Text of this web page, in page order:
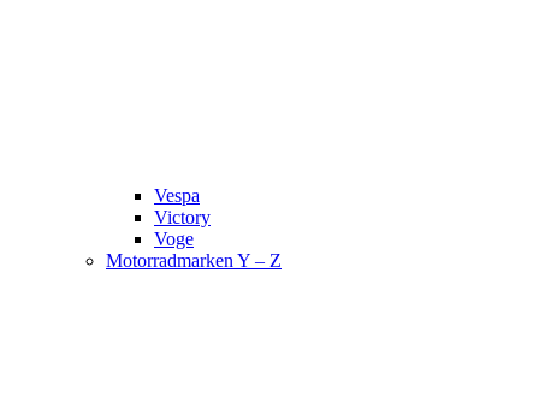
Vespa
Victory
Voge
Motorradmarken Y – Z